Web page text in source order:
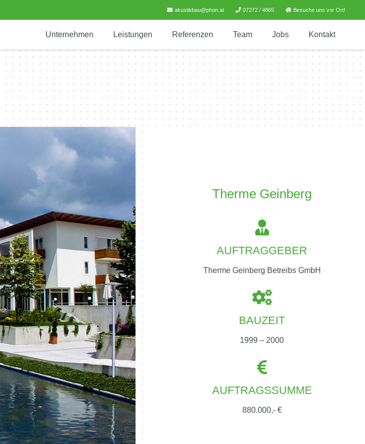
akustikbau@phon.at 07272 / 4865 Besuche uns vor Ort!
Unternehmen Leistungen Referenzen Team Jobs Kontakt
Therme Geinberg
AUFTRAGGEBER
Therme Geinberg Betreibs GmbH
BAUZEIT
1999 – 2000
AUFTRAGSSUMME
880.000,- €